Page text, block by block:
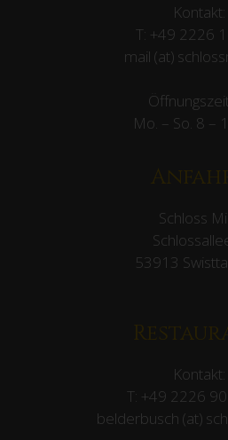
Kontakt:
T: +49 2226
mail (at)
Mo. – So. 8 –
Schloss
53913
Kontakt:
T: +49 2226
belderbusch (at)